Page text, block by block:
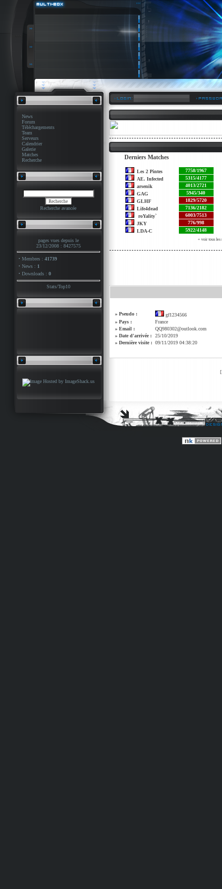
News
Forum
Téléchargements
Team
Serveurs
Calendrier
Galerie
Matches
Recherche
Recherche avancée
pages vues depuis le
23/12/2008 : 8427575
· Membres : 41739
· News : 1
· Downloads : 0
Stats/Top10
Derniers Matches
Les 2 Pintes
7758/1967
AE. Infected
5315/4177
arsenik
4013/2721
GAG
5945/340
GLHF
1829/5720
Life4dead
7136/2182
roYality`
6003/7513
JKY
776/998
LDA-C
5922/4148
+ voir tous les
» Pseudo :
gf1234566
» Pays :
France
» Email :
QQ980302@outlook.com
» Date d'arrivée :
25/10/2019
» Dernière visite : 09/11/2019 04:38:20